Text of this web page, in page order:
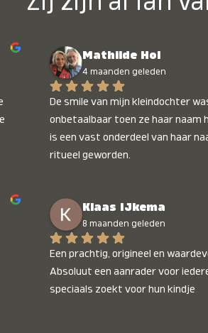
Mathilde Hol
4 maanden geleden
De smile van mijn kleindochter
onbetaalbaar toen ze haar naam
is een vast onderdeel van haar
ritueel geworden.
Klaas IJkema
8 maanden geleden
Een prachtig, origineel en
Absoluut een aanrader voor
speciaals zoekt voor hun kindje